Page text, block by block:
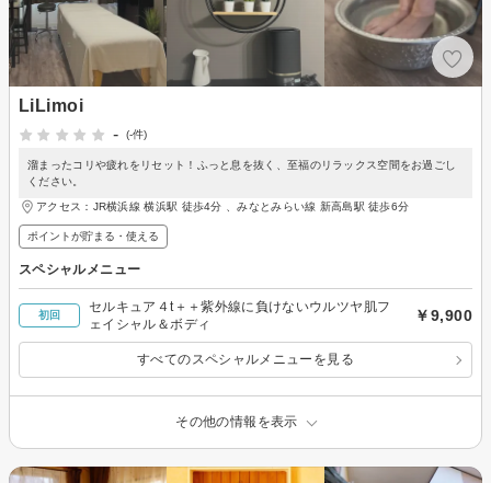
LiLimoi
-
(-件)
溜まったコリや疲れをリセット！ふっと息を抜く、至福のリラックス空間をお過ごし
ください。
アクセス：JR横浜線 横浜駅 徒歩4分 、みなとみらい線 新高島駅 徒歩6分
ポイントが貯まる・使える
スペシャルメニュー
初回
セルキュア４t＋＋紫外線に負けないウルツヤ肌フ
ェイシャル＆ボディ
￥9,900
すべてのスペシャルメニューを見る
その他の情報を表示